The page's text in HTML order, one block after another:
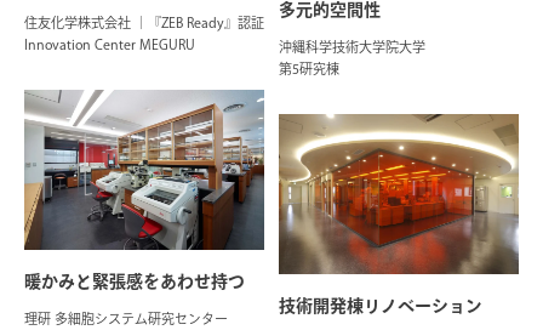
住友化学株式会社 ｜『ZEB Ready』認証
Innovation Center MEGURU
多元的空間性
沖縄科学技術大学院大学
第5研究棟
暖かみと緊張感をあわせ持つ
理研 多細胞システム研究センター
技術開発棟リノベーション